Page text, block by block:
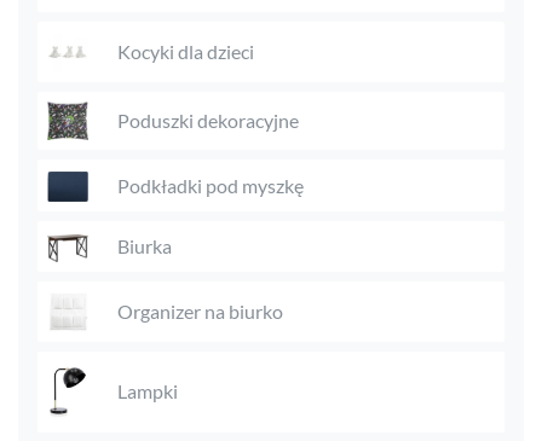
Kocyki dla dzieci
Poduszki dekoracyjne
Podkładki pod myszkę
Biurka
Organizer na biurko
Lampki